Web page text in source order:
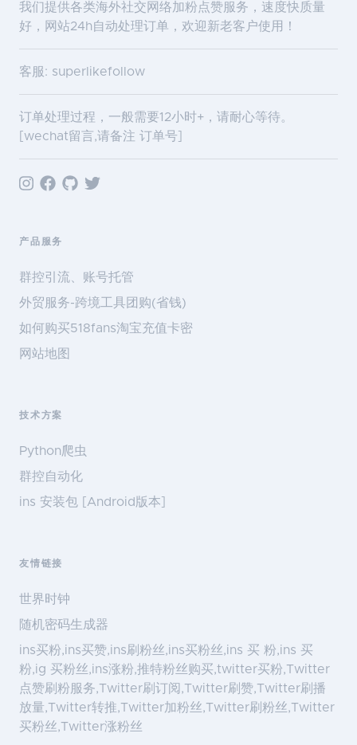
我们提供各类海外社交网络加粉点赞服务，速度快质量
好，网站24h自动处理订单，欢迎新老客户使用！
客服: superlikefollow
订单处理过程，一般需要12小时+，请耐心等待。
[wechat留言,请备注 订单号]
产品服务
群控引流、账号托管
外贸服务-跨境工具团购(省钱)
如何购买518fans淘宝充值卡密
网站地图
技术方案
Python爬虫
群控自动化
ins 安装包 [Android版本]
友情链接
世界时钟
随机密码生成器
ins买粉,ins买赞,ins刷粉丝,ins买粉丝,ins 买 粉,ins 买
粉,ig 买粉丝,ins涨粉,推特粉丝购买,twitter买粉,Twitter
点赞刷粉服务,Twitter刷订阅,Twitter刷赞,Twitter刷播
放量,Twitter转推,Twitter加粉丝,Twitter刷粉丝,Twitter
买粉丝,Twitter涨粉丝